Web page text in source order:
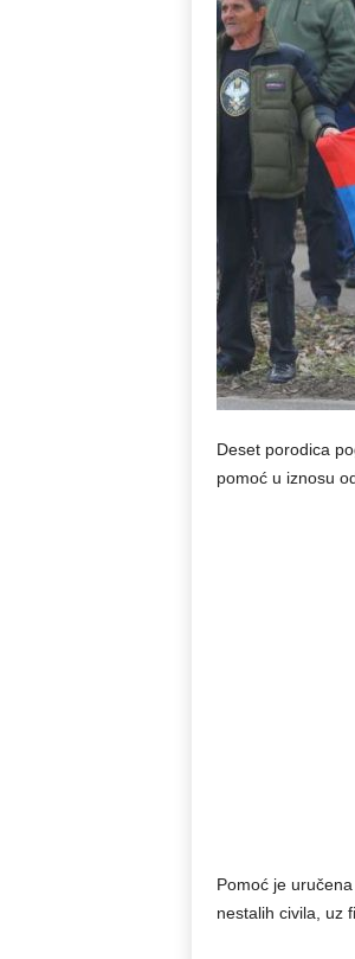
Deset porodica
pomoć u iznosu
Pomoć je
nestalih civila, uz